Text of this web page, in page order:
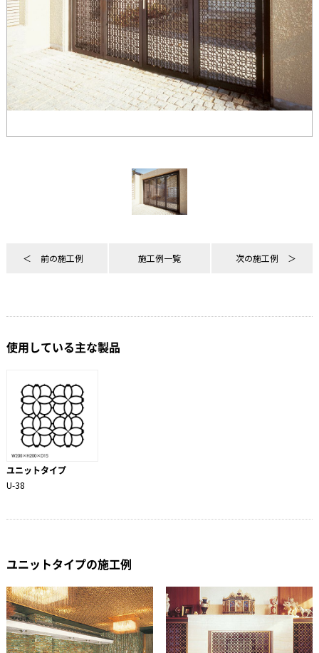
前の施工例 施工例一覧 次の施工例
使用している主な製品
ユニットタイプ
U-38
ユニットタイプの施工例